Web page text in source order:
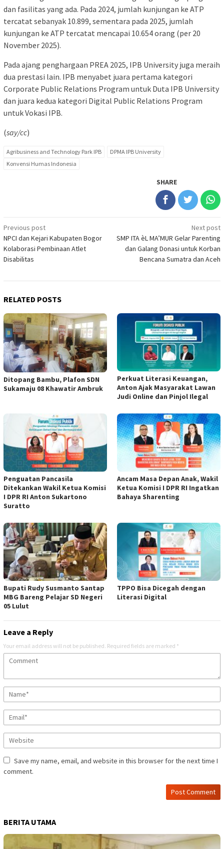
dan fasilitas yang ada. Pada 2024, jumlah kunjungan ke ATP
tercatat sebanyak 10.899, sementara pada 2025, jumlah
kunjungan ke ATP tercatat mencapai 10.654 orang (per 20
November 2025).
Pada ajang penghargaan PREA 2025, IPB University juga meraih
dua prestasi lain. IPB menyabet juara pertama kategori
Corporate Public Relations Program untuk Duta IPB University
dan juara kedua kategori Digital Public Relations Program
untuk Vokasi IPB.
(say/cc)
Agribusiness and Technology Park IPB
DPMA IPB University
Konvensi Humas Indonesia
SHARE
Post
navigation
Previous post
NPCI dan Kejari Kabupaten Bogor
Kolaborasi Pembinaan Atlet
Disabilitas
Next post
SMP ITA èL MA’MUR Gelar Parenting
dan Galang Donasi untuk Korban
Bencana Sumatra dan Aceh
RELATED POSTS
Ditopang Bambu, Plafon SDN
Sukamaju 08 Khawatir Ambruk
Perkuat Literasi Keuangan,
Anton Ajak Masyarakat Lawan
Judi Online dan Pinjol Ilegal
Penguatan Pancasila
Ditekankan Wakil Ketua Komisi
I DPR RI Anton Sukartono
Suratto
Ancam Masa Depan Anak, Wakil
Ketua Komisi I DPR RI Ingatkan
Bahaya Sharenting
Bupati Rudy Susmanto Santap
MBG Bareng Pelajar SD Negeri
05 Lulut
TPPO Bisa Dicegah dengan
Literasi Digital
Leave a Reply
Your email address will not be published. Required fields are marked *
Save my name, email, and website in this browser for the next time I
comment.
BERITA UTAMA